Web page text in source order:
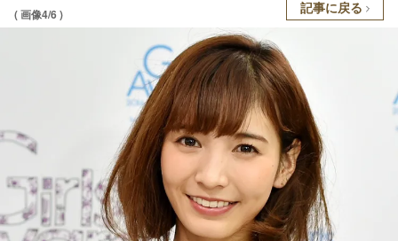
( 画像4/6 ) 記事に戻る